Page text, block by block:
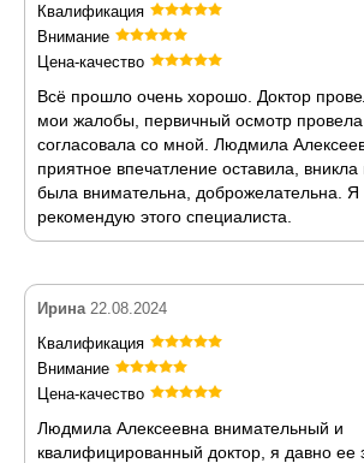
Квалификация
Внимание
Цена-качество
Всё прошло очень хорошо. Доктор
мои жалобы, первичный осмотр провела
согласовала со мной. Людмила
приятное впечатление оставила,
была внимательна, доброжелательна. Я
рекомендую этого специалиста.
Ирина 22.08.2024
Квалификация
Внимание
Цена-качество
Людмила Алексеевна внимательный и
квалифицированный доктор, я давно